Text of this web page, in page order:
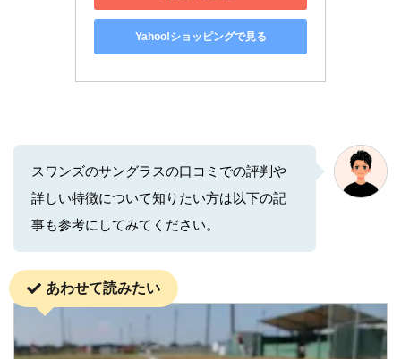
Yahoo!ショッピングで見る
スワンズのサングラスの口コミでの評判や
詳しい特徴について知りたい方は以下の記
事も参考にしてみてください。
あわせて読みたい